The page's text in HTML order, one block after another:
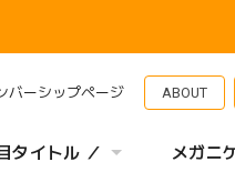
バーシップページ ABOUT
タイトル ／ メガニ